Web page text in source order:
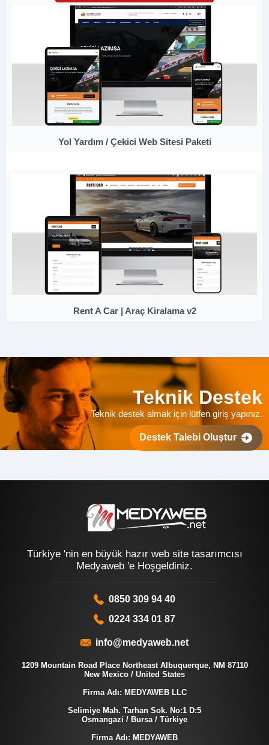
Yol Yardım / Çekici Web Sitesi Paketi
Rent A Car | Araç Kiralama v2
Teknik Destek
Teknik destek almak için lütfen giriş yapınız.
Destek Talebi Oluştur
Türkiye 'nin en büyük hazır web site tasarımcısı
Medyaweb 'e Hoşgeldiniz.
0850 309 94 40
0224 334 01 87
info@medyaweb.net
1209 Mountain Road Place Northeast Albuquerque, NM 87110
New Mexico / United States
Firma Adı: MEDYAWEB LLC
Selimiye Mah. Tarhan Sok. No:1 D:5
Osmangazi / Bursa / Türkiye
Firma Adı: MEDYAWEB